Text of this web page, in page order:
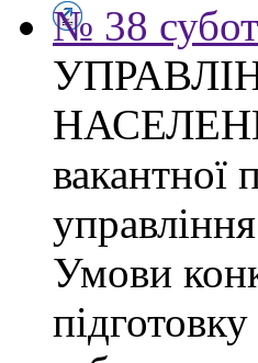
№ 38
вакантної
Умови